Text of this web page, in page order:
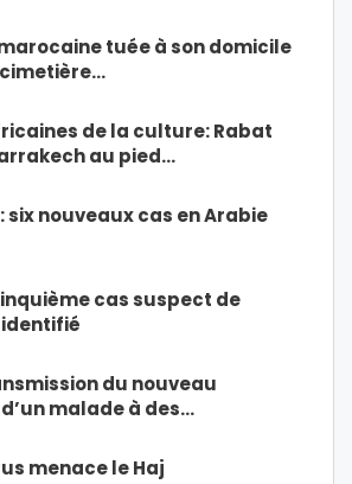
tuée à son domicile
de la culture: Rabat
au pied…
six nouveaux cas en Arabie
cas suspect de
du nouveau
malade à des…
menace le Haj